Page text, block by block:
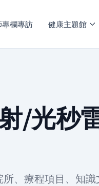
專欄專訪 健康主題館
射/光
所、療程項目、知識